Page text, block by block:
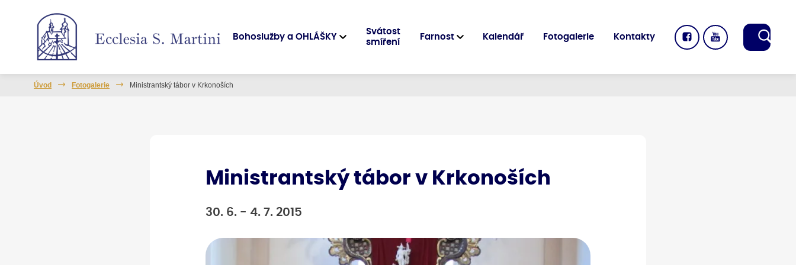
Bohoslužby a OHLÁŠKY
Svátost
smíření
Farnost Kalendář Fotogalerie Kontakty
Úvod Fotogalerie Ministrantský tábor v Krkonoších
Ministrantský tábor v Krkonoších
30. 6. - 4. 7. 2015